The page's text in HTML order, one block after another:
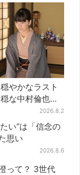
やかなラスト
な中村倫也の
期待「いよいよ
2026.8.2
い”は「信念の
思い
2026.8.6
って？ 3世代